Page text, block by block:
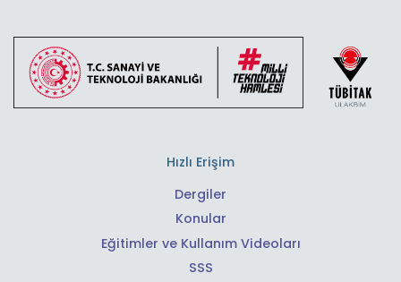
Hızlı Erişim
Dergiler
Konular
Eğitimler ve Kullanım Videoları
SSS